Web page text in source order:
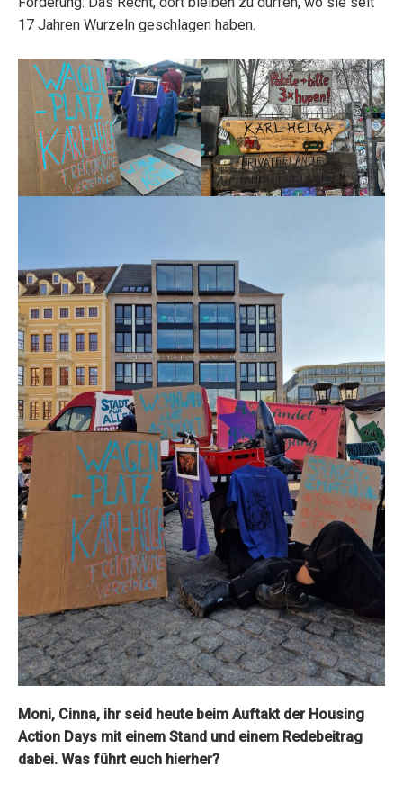
17 Jahren Wurzeln geschlagen haben.
Moni, Cinna, ihr seid heute beim Auftakt der Housing
Action Days mit einem Stand und einem Redebeitrag
dabei. Was führt euch hierher?